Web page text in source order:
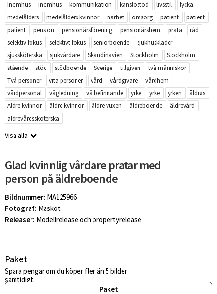
Inomhus
inomhus kommunikation känslostöd livsstil
lycka
medelålders
medelålders kvinnor närhet omsorg patient
patient
patient
pension pensionärsförening pensionärshem prata
råd
selektiv fokus
selektivt fokus seniorboende
sjukhuskläder
sjuksköterska
sjukvårdare Skandinavien Stockholm
Stockholm
stående
stöd stödboende Sverige tillgiven
två människor
Två personer
vita personer vård vårdgivare
vårdhem
vårdpersonal
vägledning välbefinnande yrke yrke yrken
åldras
Äldre kvinnor
äldre kvinnor äldre vuxen äldreboende
äldrevård
äldrevårdssköterska
Visa alla
Glad kvinnlig vårdare pratar med
person på äldreboende
Bildnummer: MA125966
Fotograf: Maskot
Releaser: Modellrelease och propertyrelease
Paket
Spara pengar om du köper fler än 5 bilder
samtidigt.
Paket